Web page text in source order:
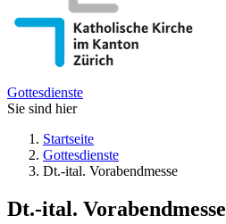
Gottesdienste
Sie sind hier
Startseite
Gottesdienste
Dt.-ital. Vorabendmesse
Dt.-ital. Vorabendmesse